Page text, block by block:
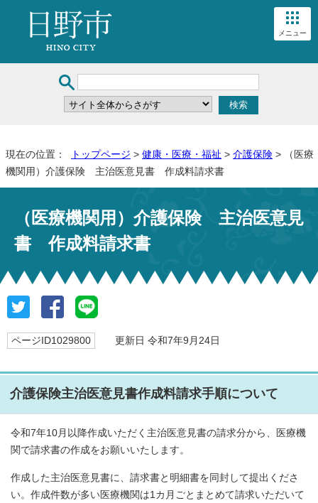
メニュー
現在の位置： トップページ > 健康・医療・福祉 > 介護保険 > （医療
機関用）介護保険 主治医意見書 作成料請求書
（医療機関用）介護保険 主治医意見
書 作成料請求書
ページID1029800 更新日 令和7年9月24日
介護保険主治医意見書作成料請求手順について
令和7年10月以降作成いただく主治医意見書の請求分から、医療機
関で請求書の作成をお願いいたします。
作成した主治医意見書に、請求書と明細書を同封して提出くださ
い。作成件数が多い医療機関は1カ月ごとまとめて請求いただいて